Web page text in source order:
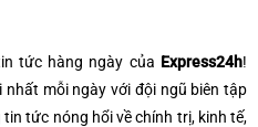
tức hàng ngày của Express24h!
mỗi ngày với đội ngũ biên tập
tức nóng hổi về chính trị, kinh tế,